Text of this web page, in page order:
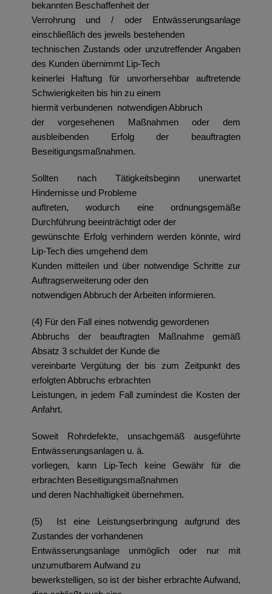
bekannten Beschaffenheit der
Verrohrung und / oder Entwässerungsanlage
einschließlich des jeweils bestehenden
technischen Zustands oder unzutreffender Angaben
des Kunden übernimmt Lip-Tech
keinerlei Haftung für unvorhersehbar auftretende
Schwierigkeiten bis hin zu einem
hiermit verbundenen notwendigen Abbruch
der vorgesehenen Maßnahmen oder dem
ausbleibenden Erfolg der beauftragten
Beseitigungsmaßnahmen.
Sollten nach Tätigkeitsbeginn unerwartet
Hindernisse und Probleme
auftreten, wodurch eine ordnungsgemäße
Durchführung beeinträchtigt oder der
gewünschte Erfolg verhindern werden könnte, wird
Lip-Tech dies umgehend dem
Kunden mitteilen und über notwendige Schritte zur
Auftragserweiterung oder den
notwendigen Abbruch der Arbeiten informieren.
(4) Für den Fall eines notwendig gewordenen
Abbruchs der beauftragten Maßnahme gemäß
Absatz 3 schuldet der Kunde die
vereinbarte Vergütung der bis zum Zeitpunkt des
erfolgten Abbruchs erbrachten
Leistungen, in jedem Fall zumindest die Kosten der
Anfahrt.
Soweit Rohrdefekte, unsachgemäß ausgeführte
Entwässerungsanlagen u. ä.
vorliegen, kann Lip-Tech keine Gewähr für die
erbrachten Beseitigungsmaßnahmen
und deren Nachhaltigkeit übernehmen.
(5) Ist eine Leistungserbringung aufgrund des
Zustandes der vorhandenen
Entwässerungsanlage unmöglich oder nur mit
unzumutbarem Aufwand zu
bewerkstelligen, so ist der bisher erbrachte Aufwand,